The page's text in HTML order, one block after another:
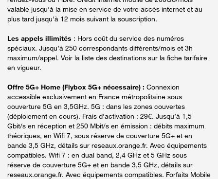
valable jusqu'à la mise en service de votre accès internet et au
plus tard jusqu'à 12 mois suivant la souscription.
Les appels illimités : Hors coût du service des numéros
spéciaux. Jusqu’à 250 correspondants différents/mois et 3h
maximum/appel. Voir la liste des destinations sur la fiche tarifaire
en vigueur.
Offre 5G+ Home (Flybox 5G+ nécessaire) : Connexion
accessible exclusivement en France métropolitaine sous
couverture 5G en 3,5GHz. 5G : dans les zones couvertes
(déploiement en cours). Frais d’activation : 29€. Jusqu’à 1,5
Gbit/s en réception et 250 Mbit/s en émission : débits maximum
théoriques, en Wifi 7, sous réserve de couverture 5G+ et en
bande 3,5 GHz, détails sur reseaux.orange.fr. Avec équipements
compatibles. Wifi 7 : en dual band, 2,4 GHz et 5 GHz sous
réserve de couverture 5G+ et en bande 3,5 GHz, détails sur
reseaux.orange.fr. Avec équipements compatibles. Forfaits Mobile